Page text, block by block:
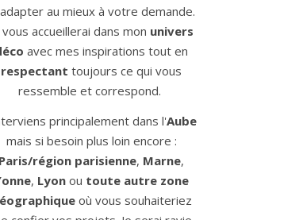
au mieux à votre demande.
vous accueillerai dans mon univers
avec mes inspirations tout en
respectant toujours ce qui vous
ressemble et correspond.
principalement dans l'Aube
mais si besoin plus loin encore :
Paris/région parisienne, Marne,
, Lyon ou toute autre zone
où vous souhaiteriez